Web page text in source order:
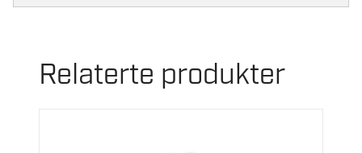
Relaterte produkter